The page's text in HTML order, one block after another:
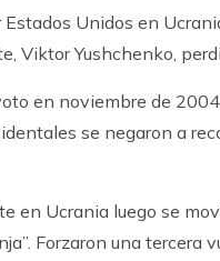
Unidos en
Viktor Yushchenko,
en noviembre de
se negaron a
en Ucrania luego se
Forzaron una tercera